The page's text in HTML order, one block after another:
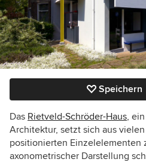
Speichern
Das Rietveld-Schröder-Haus,
Architektur, setzt sich aus
positionierten Einzelelementen
axonometrischer Darstellung